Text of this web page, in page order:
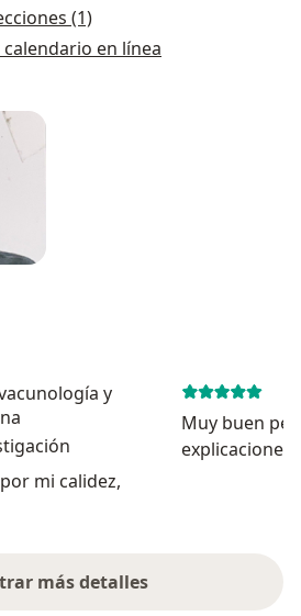
(1)
calendario en línea
y
mi calidez,
Muy buen
más detalles
sobre la experiencia